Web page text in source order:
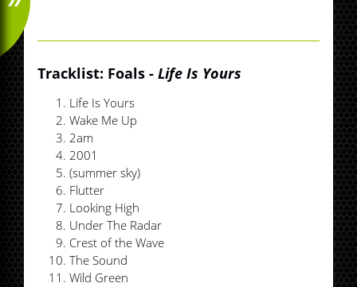
Tracklist: Foals -Life Is Yours
Life Is Yours
Wake Me Up
2am
2001
(summer sky)
Flutter
Looking High
Under The Radar
Crest of the Wave
The Sound
Wild Green